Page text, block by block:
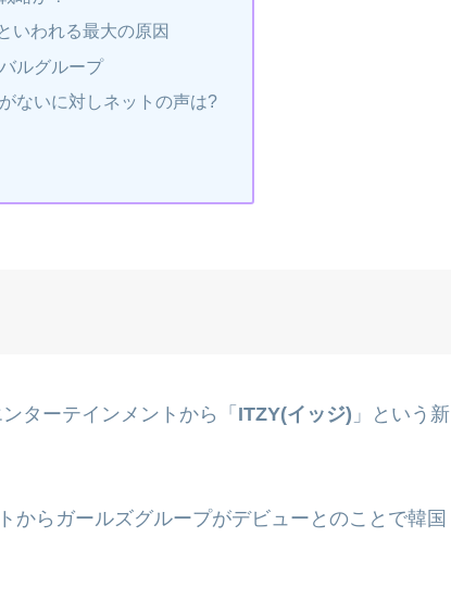
いわれる最大の原因
ルグループ
ないに対しネットの声は?
ターテインメントから「 ITZY(イッジ) 」という新
からガールズグループがデビューとのことで韓国